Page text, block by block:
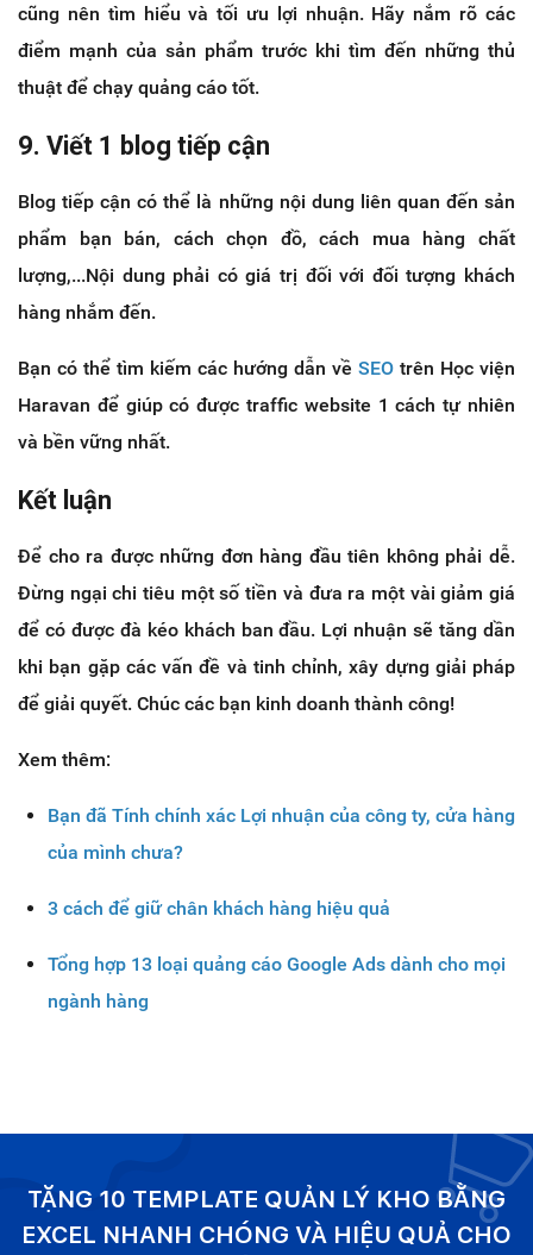
cũng nên tìm hiểu và tối ưu lợi nhuận. Hãy nắm rõ các
điểm mạnh của sản phẩm trước khi tìm đến những thủ
thuật để chạy quảng cáo tốt.
9. Viết 1 blog tiếp cận
Blog tiếp cận có thể là những nội dung liên quan đến sản
phẩm bạn bán, cách chọn đồ, cách mua hàng chất
lượng,...Nội dung phải có giá trị đối với đối tượng khách
hàng nhắm đến.
Bạn có thể tìm kiếm các hướng dẫn về SEO trên Học viện
Haravan để giúp có được traffic website 1 cách tự nhiên
và bền vững nhất.
Kết luận
Để cho ra được những đơn hàng đầu tiên không phải dễ.
Đừng ngại chi tiêu một số tiền và đưa ra một vài giảm giá
để có được đà kéo khách ban đầu. Lợi nhuận sẽ tăng dần
khi bạn gặp các vấn đề và tinh chỉnh, xây dựng giải pháp
để giải quyết. Chúc các bạn kinh doanh thành công!
Xem thêm:
Bạn đã Tính chính xác Lợi nhuận của công ty, cửa hàng
của mình chưa?
3 cách để giữ chân khách hàng hiệu quả
Tổng hợp 13 loại quảng cáo Google Ads dành cho mọi
ngành hàng
TẶNG 10 TEMPLATE QUẢN LÝ KHO BẰNG
EXCEL NHANH CHÓNG VÀ HIỆU QUẢ CHO